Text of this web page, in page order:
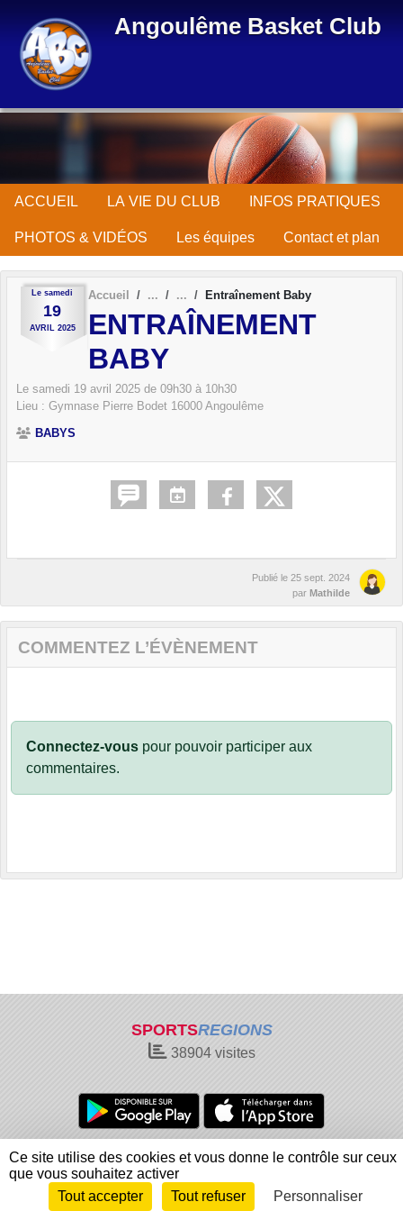
Angoulême Basket Club
ACCUEIL LA VIE DU CLUB INFOS PRATIQUES
PHOTOS & VIDÉOS Les équipes Contact et plan
Le samedi
19
AVRIL 2025
Accueil Entraînement Baby
ENTRAÎNEMENT
BABY
Le samedi 19 avril 2025 de 09h30 à 10h30
Lieu : Gymnase Pierre Bodet 16000 Angoulême
BABYS
Publié le 25 sept. 2024
par Mathilde
COMMENTEZ L’ÉVÈNEMENT
Connectez-vous pour pouvoir participer aux
commentaires.
SPORTSREGIONS
38904visites
Charte cookies
Gestion des cookies
Informations légales
Signaler un contenu inapproprié
Envie de participer ?
Connexion
Ce site utilise des cookies et vous donne le contrôle sur ceux
que vous souhaitez activer
Tout accepter
Tout refuser Personnaliser